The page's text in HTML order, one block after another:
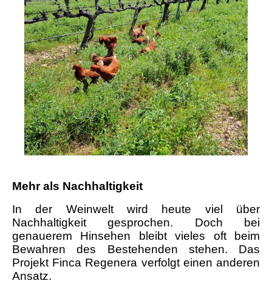
Mehr als Nachhaltigkeit
In der Weinwelt wird heute viel über
Nachhaltigkeit gesprochen. Doch bei
genauerem Hinsehen bleibt vieles oft beim
Bewahren des Bestehenden stehen. Das
Projekt Finca Regenera verfolgt einen anderen
Ansatz.